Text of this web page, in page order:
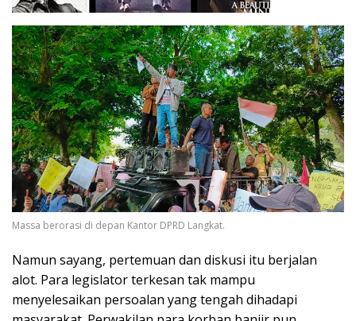
Massa berorasi di depan Kantor DPRD Langkat.
Namun sayang, pertemuan dan diskusi itu berjalan
alot. Para legislator terkesan tak mampu
menyelesaikan persoalan yang tengah dihadapi